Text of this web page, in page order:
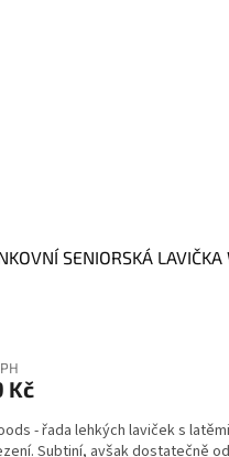
SENIORSKÁ LAVIČKA
Kč
- řada lehkých laviček s
Subtiní, avšak dostatečně